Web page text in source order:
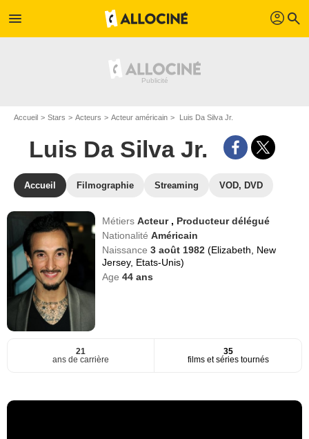
menu profil search
Accueil Stars Acteurs Acteur américain Luis Da Silva Jr.
Luis Da Silva Jr.
Accueil Filmographie Streaming VOD, DVD
MétiersActeur , Producteur délégué
NationalitéAméricain
Naissance3 août 1982(Elizabeth, New
Jersey, Etats-Unis)
Age44 ans
21
ans de carrière
35
films et séries tournés